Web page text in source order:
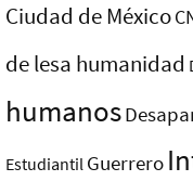
Ciudad de México
de lesa humanidad
humanos
Estudiantil Guerrero